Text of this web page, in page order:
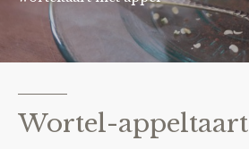
Wortel-appeltaart